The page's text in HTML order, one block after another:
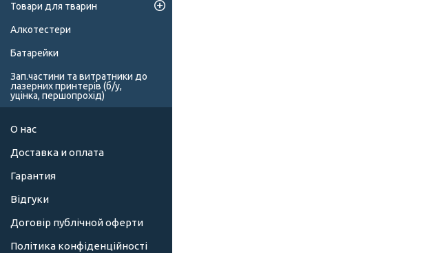
Товари для тварин
Алкотестери
Батарейки
Зап.частини та витратники до
лазерних принтерів (б/у,
уцінка, першопрохід)
О нас
Доставка и оплата
Гарантия
Відгуки
Договір публічной оферти
Політика конфіденційності